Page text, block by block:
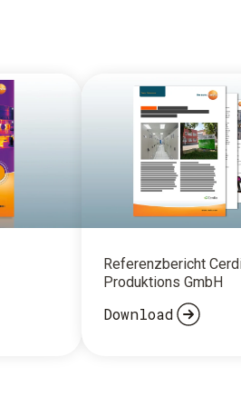
Referenzbericht
Produktions GmbH
Download